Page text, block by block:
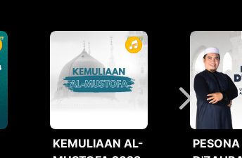
KEMULIAAN AL-
PESONA